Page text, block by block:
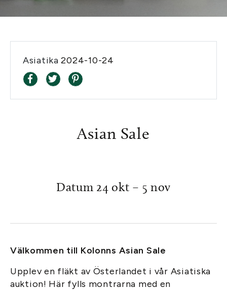
Asiatika2024-10-24
Asian Sale
Datum 24 okt – 5 nov
Välkommen till Kolonns Asian Sale
Upplev en fläkt av Österlandet i vår Asiatiska
auktion! Här fylls montrarna med en